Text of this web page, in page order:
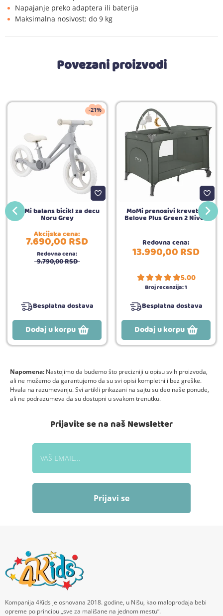
Napajanje preko adaptera ili baterija
Maksimalna nosivost: do 9 kg
Povezani proizvodi
-21%
MoMi balans bicikl za decu
Noru Grey
Akcijska cena:
7.690,00RSD
Redovna cena:
9.790,00RSD
Besplatna dostava
Dodaj u korpu
MoMi prenosivi krevetac
Belove Plus Green 2 Nivoa
Redovna cena:
13.990,00RSD
5.00
Broj recenzija:1
Besplatna dostava
Dodaj u korpu
Napomena: Nastojimo da budemo što precizniji u opisu svih proizvoda,
ali ne možemo da garantujemo da su svi opisi kompletni i bez greške.
Hvala na razumevanju. Svi artikli prikazani na sajtu su deo naše ponude,
ali ne podrazumeva da su dostupni u svakom trenutku.
Prijavite se na naš Newsletter
Prijavi se
Kompanija 4Kids je osnovana 2018. godine, u Nišu, kao maloprodaja bebi
opreme po principu „sve za mališane na jednom mestu“.